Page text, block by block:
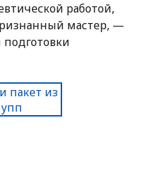
работой,
мастер, —
пакет из